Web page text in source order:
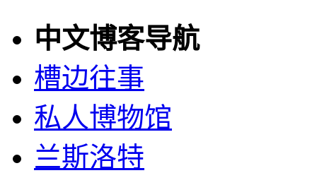
中文博客导航
槽边往事
私人博物馆
兰斯洛特